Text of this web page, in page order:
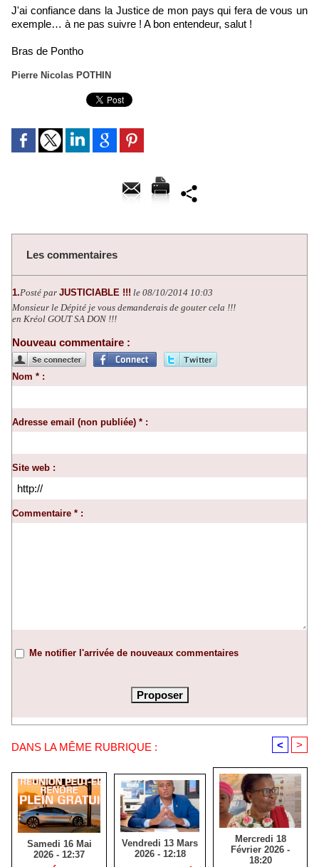
J'ai confiance dans la Justice de mon pays qui fera de vous un
exemple… à ne pas suivre ! A bon entendeur, salut !
Bras de Pontho
Pierre Nicolas POTHIN
Les commentaires
1.Posté par JUSTICIABLE !!! le 08/10/2014 10:03
Monsieur le Dépité je vous demanderais de gouter cela !!!
en Kréol GOUT SA DON !!!
Nouveau commentaire :
Nom * :
Adresse email (non publiée) * :
Site web :
Commentaire * :
Me notifier l'arrivée de nouveaux commentaires
DANS LA MÊME RUBRIQUE : < >
Samedi 16 Mai
2026 - 12:37
Vendredi 13 Mars
2026 - 12:18
Mercredi 18
Février 2026 -
18:20